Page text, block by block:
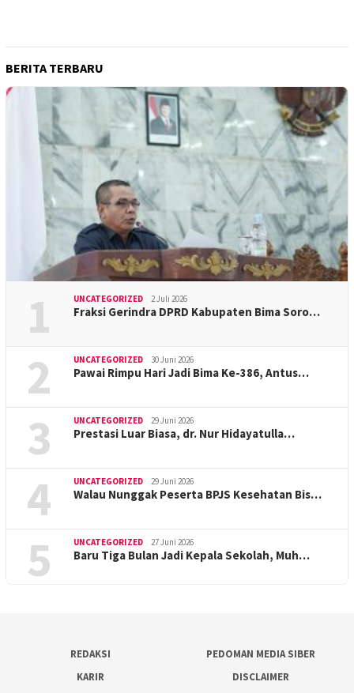
BERITA TERBARU
1 UNCATEGORIZED 2 Juli 2026
Fraksi Gerindra DPRD Kabupaten Bima Soro…
2 UNCATEGORIZED 30 Juni 2026
Pawai Rimpu Hari Jadi Bima Ke-386, Antus…
3 UNCATEGORIZED 29 Juni 2026
Prestasi Luar Biasa, dr. Nur Hidayatulla…
4 UNCATEGORIZED 29 Juni 2026
Walau Nunggak Peserta BPJS Kesehatan Bis…
5 UNCATEGORIZED 27 Juni 2026
Baru Tiga Bulan Jadi Kepala Sekolah, Muh…
REDAKSI
PEDOMAN MEDIA SIBER
KARIR
DISCLAIMER